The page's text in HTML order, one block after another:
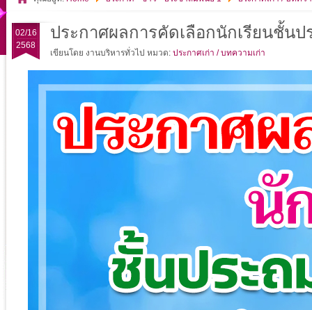
02/16
2568
ประกาศผลการคัดเลือกนักเรียนชั้นป
เขียนโดย งานบริหารทั่วไป หมวด: ประกาศเก่า / บทความเก่า